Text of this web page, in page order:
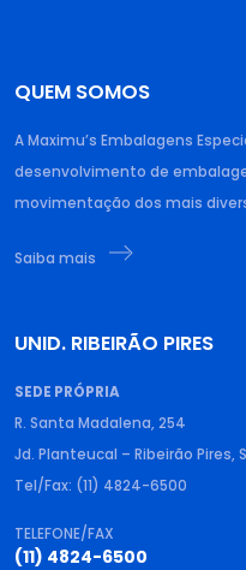
QUEM SOMOS
A Maximu’s Embalagens
desenvolvimento de
movimentação dos mais
Saiba mais
UNID. RIBEIRÃO PIRES
SEDE PRÓPRIA
R. Santa Madalena, 254
Jd. Planteucal – Ribeirão Pires,
Tel/Fax: (11) 4824-6500
TELEFONE/FAX
(11) 4824-6500